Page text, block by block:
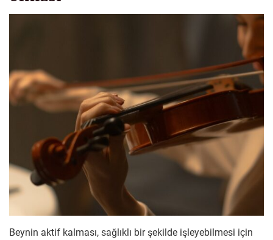
Beynin aktif kalması, sağlıklı bir şekilde işleyebilmesi için